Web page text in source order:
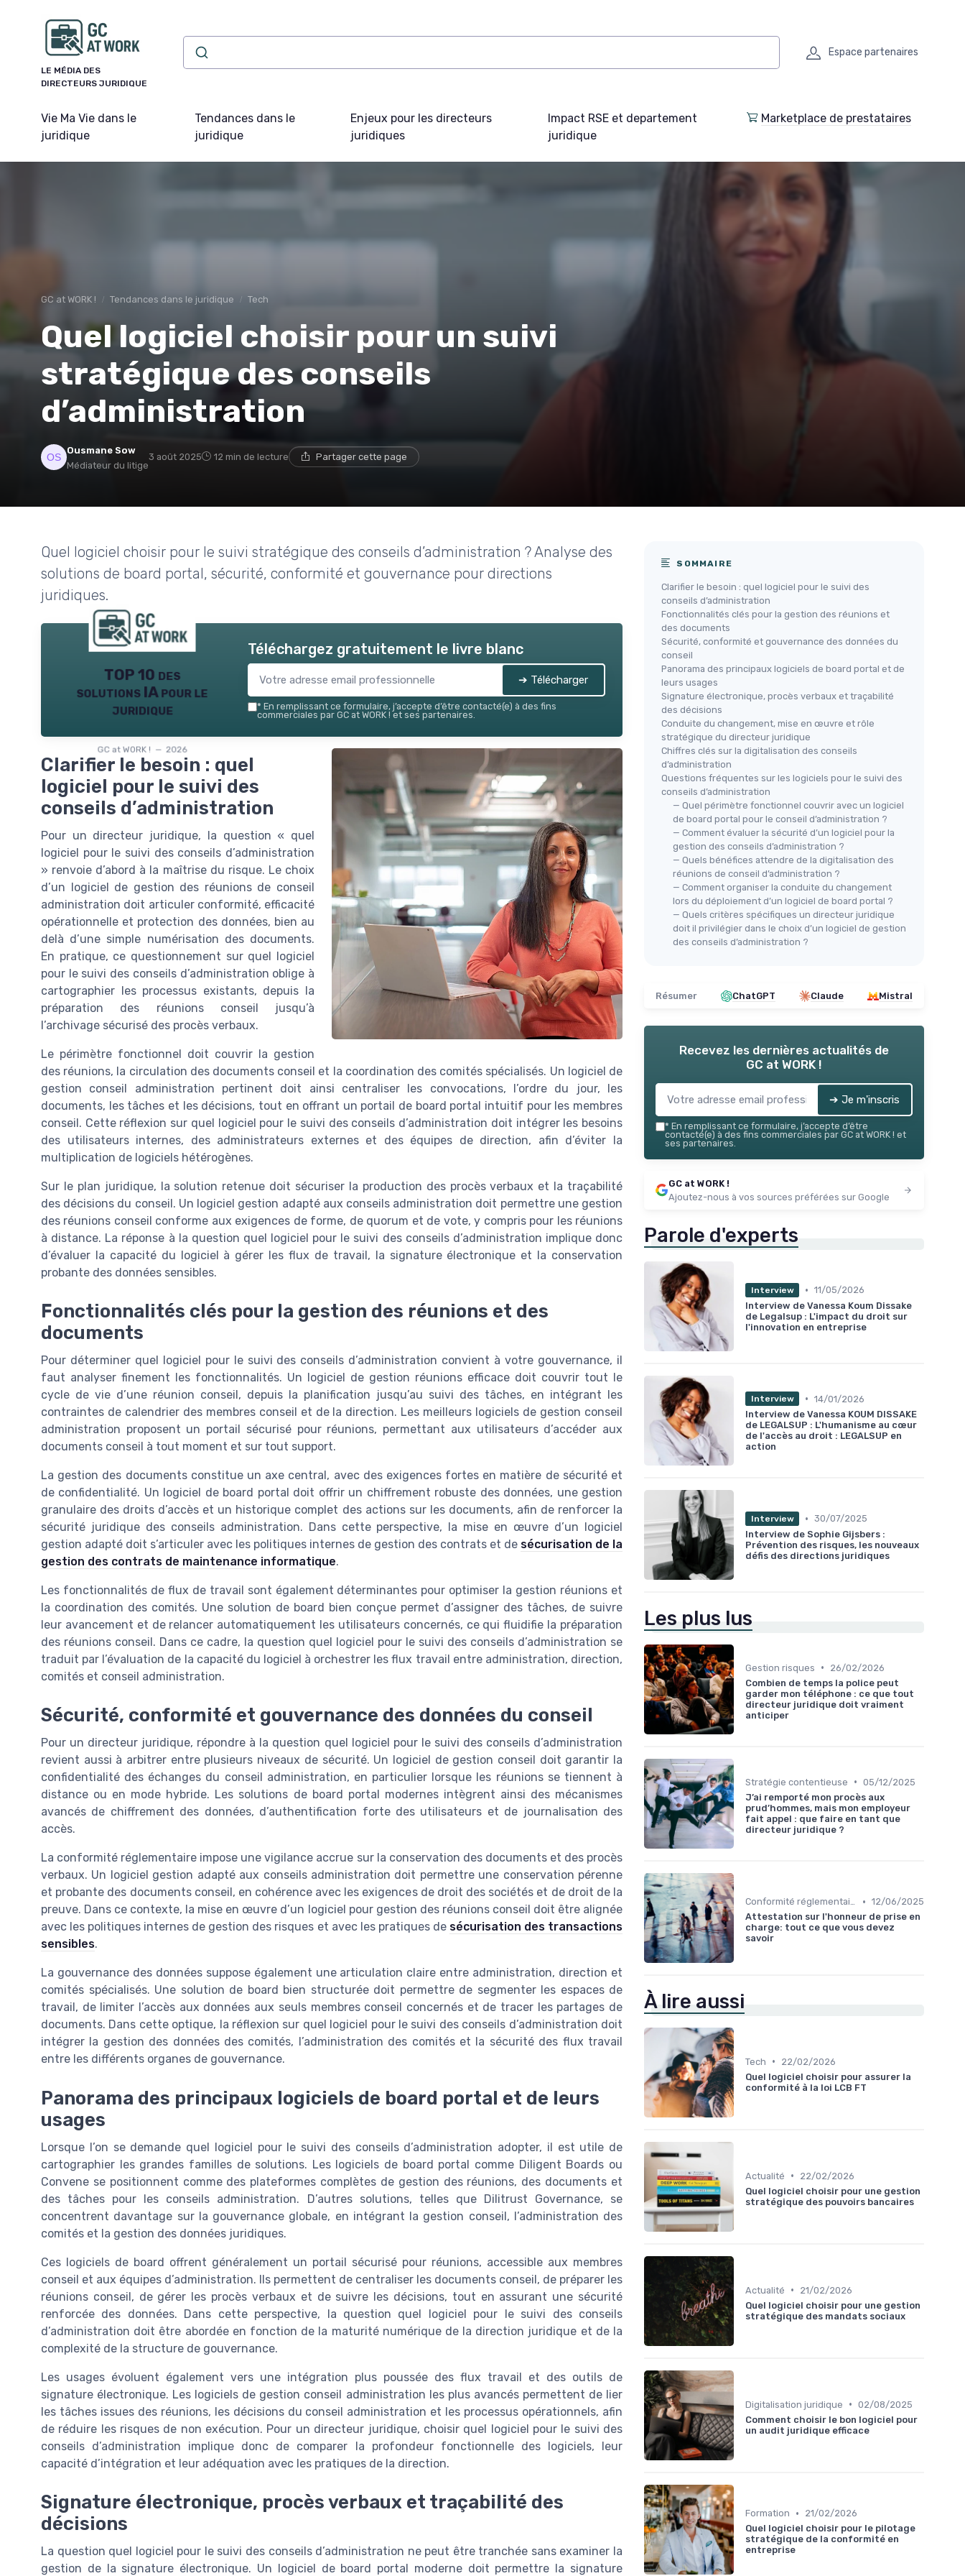
LE MÉDIA DES
DIRECTEURS JURIDIQUE
Espace partenaires
Vie Ma Vie dans le
juridique
Tendances dans le
juridique
Enjeux pour les directeurs
juridiques
Impact RSE et departement
juridique
Marketplace de prestataires
GC at WORK ! Tendances dans le juridique Tech
Quel logiciel choisir pour un suivi
stratégique des conseils
d’administration
Ousmane Sow
Médiateur du litige
3 août 2025 12 min de lecture Partager cette page
Quel logiciel choisir pour le suivi stratégique des conseils d’administration ? Analyse des
solutions de board portal, sécurité, conformité et gouvernance pour directions
juridiques.
TOP 10 des
solutions IA pour le
juridique
GC at WORK ! — 2026
Téléchargez gratuitement le livre blanc
➔ Télécharger
* En remplissant ce formulaire, j’accepte d’être contacté(e) à des fins
commerciales par GC at WORK ! et ses partenaires.
Clarifier le besoin : quel
logiciel pour le suivi des
conseils d’administration
Pour un directeur juridique, la question « quel
logiciel pour le suivi des conseils d’administration
» renvoie d’abord à la maîtrise du risque. Le choix
d’un logiciel de gestion des réunions de conseil
administration doit articuler conformité, efficacité
opérationnelle et protection des données, bien au
delà d’une simple numérisation des documents.
En pratique, ce questionnement sur quel logiciel
pour le suivi des conseils d’administration oblige à
cartographier les processus existants, depuis la
préparation des réunions conseil jusqu’à
l’archivage sécurisé des procès verbaux.
Le périmètre fonctionnel doit couvrir la gestion
des réunions, la circulation des documents conseil et la coordination des comités spécialisés. Un logiciel de
gestion conseil administration pertinent doit ainsi centraliser les convocations, l’ordre du jour, les
documents, les tâches et les décisions, tout en offrant un portail de board portal intuitif pour les membres
conseil. Cette réflexion sur quel logiciel pour le suivi des conseils d’administration doit intégrer les besoins
des utilisateurs internes, des administrateurs externes et des équipes de direction, afin d’éviter la
multiplication de logiciels hétérogènes.
Sur le plan juridique, la solution retenue doit sécuriser la production des procès verbaux et la traçabilité
des décisions du conseil. Un logiciel gestion adapté aux conseils administration doit permettre une gestion
des réunions conseil conforme aux exigences de forme, de quorum et de vote, y compris pour les réunions
à distance. La réponse à la question quel logiciel pour le suivi des conseils d’administration implique donc
d’évaluer la capacité du logiciel à gérer les flux de travail, la signature électronique et la conservation
probante des données sensibles.
Fonctionnalités clés pour la gestion des réunions et des
documents
Pour déterminer quel logiciel pour le suivi des conseils d’administration convient à votre gouvernance, il
faut analyser finement les fonctionnalités. Un logiciel de gestion réunions efficace doit couvrir tout le
cycle de vie d’une réunion conseil, depuis la planification jusqu’au suivi des tâches, en intégrant les
contraintes de calendrier des membres conseil et de la direction. Les meilleurs logiciels de gestion conseil
administration proposent un portail sécurisé pour réunions, permettant aux utilisateurs d’accéder aux
documents conseil à tout moment et sur tout support.
La gestion des documents constitue un axe central, avec des exigences fortes en matière de sécurité et
de confidentialité. Un logiciel de board portal doit offrir un chiffrement robuste des données, une gestion
granulaire des droits d’accès et un historique complet des actions sur les documents, afin de renforcer la
sécurité juridique des conseils administration. Dans cette perspective, la mise en œuvre d’un logiciel
gestion adapté doit s’articuler avec les politiques internes de gestion des contrats et de sécurisation de la
gestion des contrats de maintenance informatique.
Les fonctionnalités de flux de travail sont également déterminantes pour optimiser la gestion réunions et
la coordination des comités. Une solution de board bien conçue permet d’assigner des tâches, de suivre
leur avancement et de relancer automatiquement les utilisateurs concernés, ce qui fluidifie la préparation
des réunions conseil. Dans ce cadre, la question quel logiciel pour le suivi des conseils d’administration se
traduit par l’évaluation de la capacité du logiciel à orchestrer les flux travail entre administration, direction,
comités et conseil administration.
Sécurité, conformité et gouvernance des données du conseil
Pour un directeur juridique, répondre à la question quel logiciel pour le suivi des conseils d’administration
revient aussi à arbitrer entre plusieurs niveaux de sécurité. Un logiciel de gestion conseil doit garantir la
confidentialité des échanges du conseil administration, en particulier lorsque les réunions se tiennent à
distance ou en mode hybride. Les solutions de board portal modernes intègrent ainsi des mécanismes
avancés de chiffrement des données, d’authentification forte des utilisateurs et de journalisation des
accès.
La conformité réglementaire impose une vigilance accrue sur la conservation des documents et des procès
verbaux. Un logiciel gestion adapté aux conseils administration doit permettre une conservation pérenne
et probante des documents conseil, en cohérence avec les exigences de droit des sociétés et de droit de la
preuve. Dans ce contexte, la mise en œuvre d’un logiciel pour gestion des réunions conseil doit être alignée
avec les politiques internes de gestion des risques et avec les pratiques de sécurisation des transactions
sensibles.
La gouvernance des données suppose également une articulation claire entre administration, direction et
comités spécialisés. Une solution de board bien structurée doit permettre de segmenter les espaces de
travail, de limiter l’accès aux données aux seuls membres conseil concernés et de tracer les partages de
documents. Dans cette optique, la réflexion sur quel logiciel pour le suivi des conseils d’administration doit
intégrer la gestion des données des comités, l’administration des comités et la sécurité des flux travail
entre les différents organes de gouvernance.
Panorama des principaux logiciels de board portal et de leurs
usages
Lorsque l’on se demande quel logiciel pour le suivi des conseils d’administration adopter, il est utile de
cartographier les grandes familles de solutions. Les logiciels de board portal comme Diligent Boards ou
Convene se positionnent comme des plateformes complètes de gestion des réunions, des documents et
des tâches pour les conseils administration. D’autres solutions, telles que Dilitrust Governance, se
concentrent davantage sur la gouvernance globale, en intégrant la gestion conseil, l’administration des
comités et la gestion des données juridiques.
Ces logiciels de board offrent généralement un portail sécurisé pour réunions, accessible aux membres
conseil et aux équipes d’administration. Ils permettent de centraliser les documents conseil, de préparer les
réunions conseil, de gérer les procès verbaux et de suivre les décisions, tout en assurant une sécurité
renforcée des données. Dans cette perspective, la question quel logiciel pour le suivi des conseils
d’administration doit être abordée en fonction de la maturité numérique de la direction juridique et de la
complexité de la structure de gouvernance.
Les usages évoluent également vers une intégration plus poussée des flux travail et des outils de
signature électronique. Les logiciels de gestion conseil administration les plus avancés permettent de lier
les tâches issues des réunions, les décisions du conseil administration et les processus opérationnels, afin
de réduire les risques de non exécution. Pour un directeur juridique, choisir quel logiciel pour le suivi des
conseils d’administration implique donc de comparer la profondeur fonctionnelle des logiciels, leur
capacité d’intégration et leur adéquation avec les pratiques de la direction.
Signature électronique, procès verbaux et traçabilité des
décisions
La question quel logiciel pour le suivi des conseils d’administration ne peut être tranchée sans examiner la
gestion de la signature électronique. Un logiciel de board portal moderne doit permettre la signature
SOMMAIRE
Clarifier le besoin : quel logiciel pour le suivi des
conseils d’administration
Fonctionnalités clés pour la gestion des réunions et
des documents
Sécurité, conformité et gouvernance des données du
conseil
Panorama des principaux logiciels de board portal et de
leurs usages
Signature électronique, procès verbaux et traçabilité
des décisions
Conduite du changement, mise en œuvre et rôle
stratégique du directeur juridique
Chiffres clés sur la digitalisation des conseils
d’administration
Questions fréquentes sur les logiciels pour le suivi des
conseils d’administration
— Quel périmètre fonctionnel couvrir avec un logiciel
de board portal pour le conseil d’administration ?
— Comment évaluer la sécurité d’un logiciel pour la
gestion des conseils d’administration ?
— Quels bénéfices attendre de la digitalisation des
réunions de conseil d’administration ?
— Comment organiser la conduite du changement
lors du déploiement d’un logiciel de board portal ?
— Quels critères spécifiques un directeur juridique
doit il privilégier dans le choix d’un logiciel de gestion
des conseils d’administration ?
Résumer ChatGPT Claude Mistral
Recevez les dernières actualités de
GC at WORK !
➔ Je m'inscris
* En remplissant ce formulaire, j’accepte d’être
contacté(e) à des fins commerciales par GC at WORK ! et
ses partenaires.
GC at WORK !
Ajoutez-nous à vos sources préférées sur Google
Parole d'experts
Interview • 11/05/2026
Interview de Vanessa Koum Dissake
de Legalsup : L'impact du droit sur
l'innovation en entreprise
Interview • 14/01/2026
Interview de Vanessa KOUM DISSAKE
de LEGALSUP : L'humanisme au cœur
de l'accès au droit : LEGALSUP en
action
Interview • 30/07/2025
Interview de Sophie Gijsbers :
Prévention des risques, les nouveaux
défis des directions juridiques
Les plus lus
Gestion risques •
26/02/2026
Combien de temps la police peut
garder mon téléphone : ce que tout
directeur juridique doit vraiment
anticiper
Stratégie contentieuse • 05/12/2025
J’ai remporté mon procès aux
prud’hommes, mais mon employeur
fait appel : que faire en tant que
directeur juridique ?
Conformité réglementaire • 12/06/2025
Attestation sur l'honneur de prise en
charge: tout ce que vous devez
savoir
À lire aussi
Tech •
22/02/2026
Quel logiciel choisir pour assurer la
conformité à la loi LCB FT
Actualité •
22/02/2026
Quel logiciel choisir pour une gestion
stratégique des pouvoirs bancaires
Actualité •
21/02/2026
Quel logiciel choisir pour une gestion
stratégique des mandats sociaux
Digitalisation juridique • 02/08/2025
Comment choisir le bon logiciel pour
un audit juridique efficace
Formation •
21/02/2026
Quel logiciel choisir pour le pilotage
stratégique de la conformité en
entreprise